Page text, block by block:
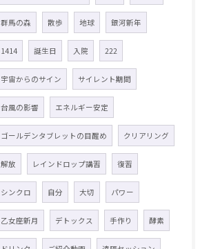
群馬の森 散歩 地球 銀河新年
1414 誕生日 入院 222
宇宙からのサイン サイレント期間
台風の影響 エネルギー安定
ゴールデンタブレットの目醒め クリアリング
解放 レインドロップ講習 復習
シンクロ 自分 大切 パワー
乙女座新月 デトックス 手作り 酵素